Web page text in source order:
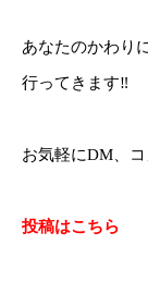
あなたのかわり
行ってきます‼️
お気軽にDM、
投稿はこちら